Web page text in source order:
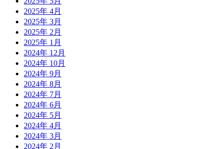
2025年 4月
2025年 3月
2025年 2月
2025年 1月
2024年 12月
2024年 10月
2024年 9月
2024年 8月
2024年 7月
2024年 6月
2024年 5月
2024年 4月
2024年 3月
2024年 2月